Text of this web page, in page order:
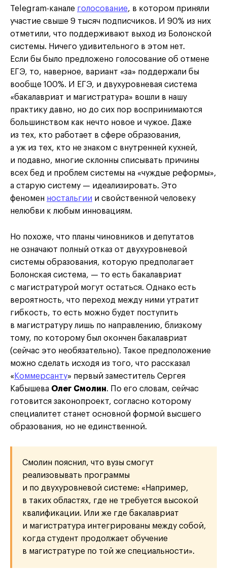
Telegram-канале голосование, в котором приняли
участие свыше 9 тысяч подписчиков. И 90% из них
отметили, что поддерживают выход из Болонской
системы. Ничего удивительного в этом нет.
Если бы было предложено голосование об отмене
ЕГЭ, то, наверное, вариант «за» поддержали бы
вообще 100%. И ЕГЭ, и двухуровневая система
«бакалавриат и магистратура» вошли в нашу
практику давно, но до сих пор воспринимаются
большинством как нечто новое и чужое. Даже
из тех, кто работает в сфере образования,
а уж из тех, кто не знаком с внутренней кухней,
и подавно, многие склонны списывать причины
всех бед и проблем системы на «чуждые реформы»,
а старую систему — идеализировать. Это
феномен ностальгии и свойственной человеку
нелюбви к любым инновациям.
Но похоже, что планы чиновников и депутатов
не означают полный отказ от двухуровневой
системы образования, которую предполагает
Болонская система, — то есть бакалавриат
с магистратурой могут остаться. Однако есть
вероятность, что переход между ними утратит
гибкость, то есть можно будет поступить
в магистратуру лишь по направлению, близкому
тому, по которому был окончен бакалавриат
(сейчас это необязательно). Такое предположение
можно сделать исходя из того, что рассказал
« Коммерсанту» первый заместитель Сергея
Кабышева Олег Смолин. По его словам, сейчас
готовится законопроект, согласно которому
специалитет станет основной формой высшего
образования, но не единственной.
Смолин пояснил, что вузы смогут
реализовывать программы
и по двухуровневой системе: «Например,
в таких областях, где не требуется высокой
квалификации. Или же где бакалавриат
и магистратура интегрированы между собой,
когда студент продолжает обучение
в магистратуре по той же специальности».